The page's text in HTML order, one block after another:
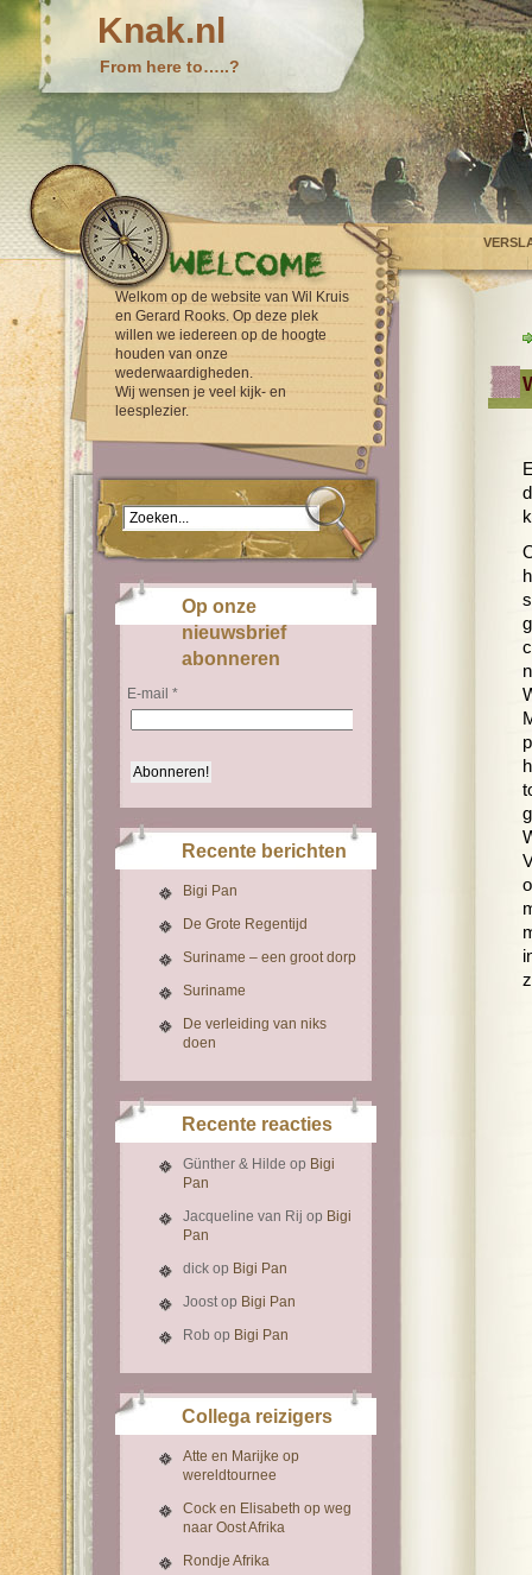
Knak.nl
From here to…..?
Welkom op de website van Wil Kruis
en Gerard Rooks. Op deze plek
willen we iedereen op de hoogte
houden van onze
wederwaardigheden.
Wij wensen je veel kijk- en
leesplezier.
Op onze
nieuwsbrief
abonneren
E-mail *
Recente berichten
Bigi Pan
De Grote Regentijd
Suriname – een groot dorp
Suriname
De verleiding van niks
doen
Recente reacties
Günther & Hilde op Bigi
Pan
Jacqueline van Rij op Bigi
Pan
dick op Bigi Pan
Joostop Bigi Pan
Rob op Bigi Pan
Collega reizigers
Atte en Marijke op
wereldtournee
Cock en Elisabeth op weg
naar Oost Afrika
Rondje Afrika